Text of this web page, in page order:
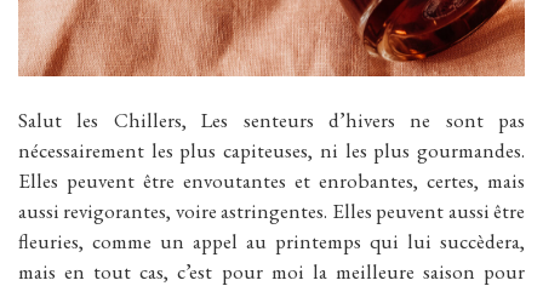
Salut les Chillers, Les senteurs d’hivers ne sont pas
nécessairement les plus capiteuses, ni les plus gourmandes.
Elles peuvent être envoutantes et enrobantes, certes, mais
aussi revigorantes, voire astringentes. Elles peuvent aussi être
fleuries, comme un appel au printemps qui lui succèdera,
mais en tout cas, c’est pour moi la meilleure saison pour